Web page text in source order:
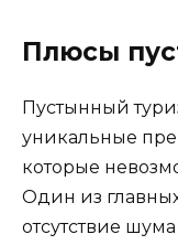
Плюсы
Пустынный
уникальные
которые
Один из
отсутствие